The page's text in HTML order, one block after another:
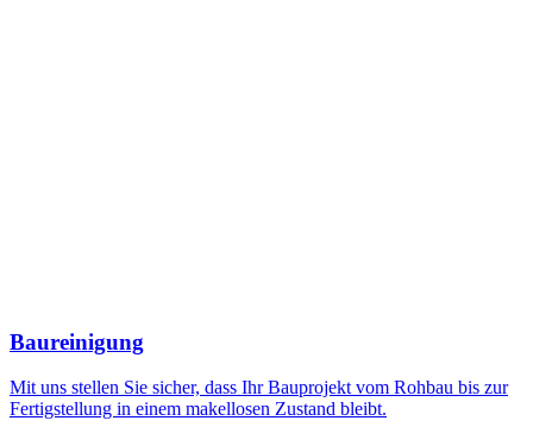
Baureinigung
Mit uns stellen Sie sicher, dass Ihr Bauprojekt vom Rohbau bis zur
Fertigstellung in einem makellosen Zustand bleibt.